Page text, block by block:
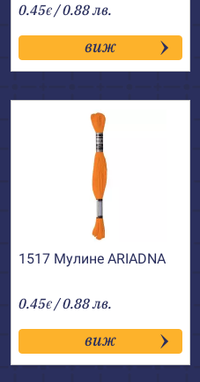
0.45€ / 0.88 лв.
виж
1517 Мулине АRIADNA
0.45€ / 0.88 лв.
виж